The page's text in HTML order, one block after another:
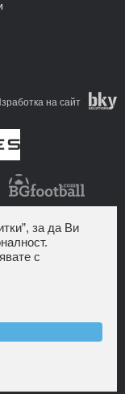
на сайт
за да Ви
с